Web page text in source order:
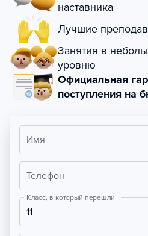
наставника
Лучшие
Занятия в
уровню
Официальная
поступления на
Имя
Телефон
Класс, в который перешли
11